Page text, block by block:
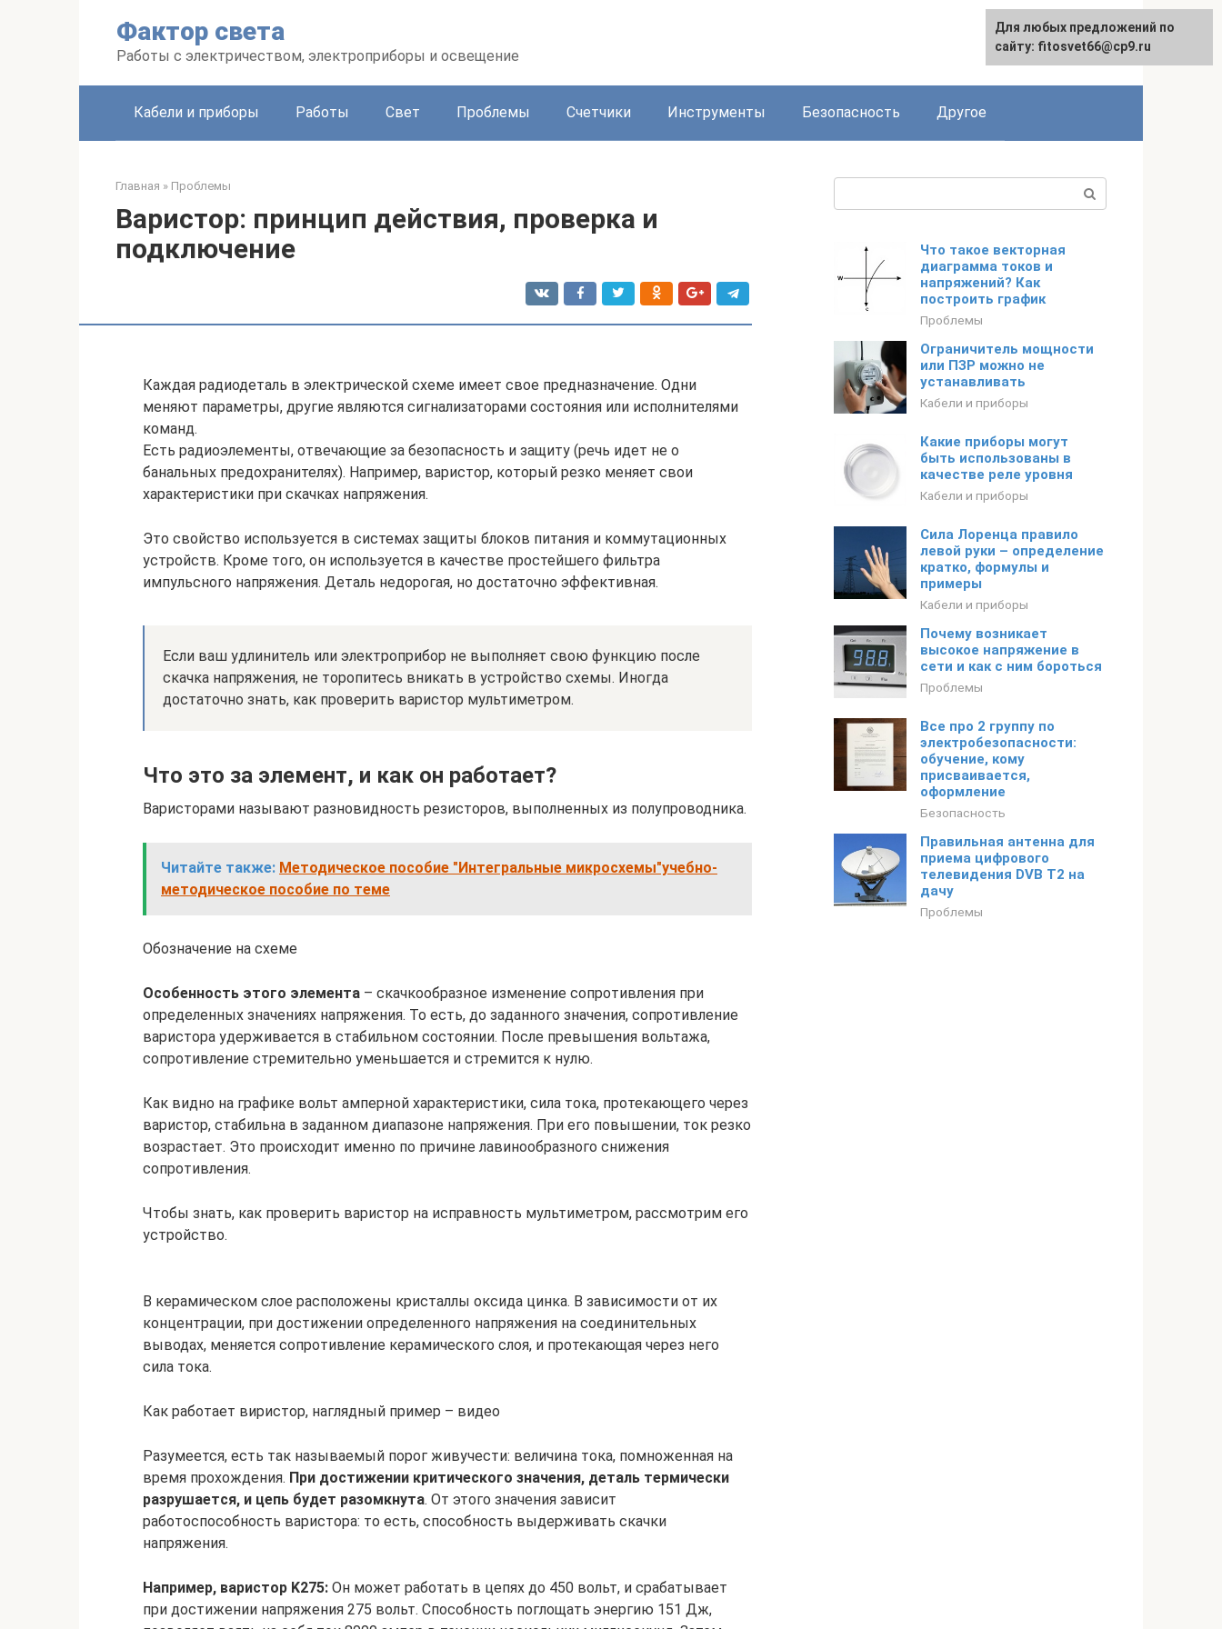
Фактор света
Работы с электричеством, электроприборы и освещение
English
Кабели и приборы Работы Свет Проблемы Счетчики Инструменты Безопасность Другое
Главная » Проблемы
Варистор: принцип действия, проверка и
подключение
Каждая радиодеталь в электрической схеме имеет свое предназначение. Одни
меняют параметры, другие являются сигнализаторами состояния или исполнителями
команд.
Есть радиоэлементы, отвечающие за безопасность и защиту (речь идет не о
банальных предохранителях). Например, варистор, который резко меняет свои
характеристики при скачках напряжения.
Это свойство используется в системах защиты блоков питания и коммутационных
устройств. Кроме того, он используется в качестве простейшего фильтра
импульсного напряжения. Деталь недорогая, но достаточно эффективная.
Если ваш удлинитель или электроприбор не выполняет свою функцию после
скачка напряжения, не торопитесь вникать в устройство схемы. Иногда
достаточно знать, как проверить варистор мультиметром.
Что это за элемент, и как он работает?
Варисторами называют разновидность резисторов, выполненных из полупроводника.
Читайте также: Методическое пособие "Интегральные микросхемы"учебно-
методическое пособие по теме
Обозначение на схеме
Особенность этого элемента – скачкообразное изменение сопротивления при
определенных значениях напряжения. То есть, до заданного значения, сопротивление
варистора удерживается в стабильном состоянии. После превышения вольтажа,
сопротивление стремительно уменьшается и стремится к нулю.
Как видно на графике вольт амперной характеристики, сила тока, протекающего через
варистор, стабильна в заданном диапазоне напряжения. При его повышении, ток резко
возрастает. Это происходит именно по причине лавинообразного снижения
сопротивления.
Чтобы знать, как проверить варистор на исправность мультиметром, рассмотрим его
устройство.
В керамическом слое расположены кристаллы оксида цинка. В зависимости от их
концентрации, при достижении определенного напряжения на соединительных
выводах, меняется сопротивление керамического слоя, и протекающая через него
сила тока.
Как работает виристор, наглядный пример – видео
Разумеется, есть так называемый порог живучести: величина тока, помноженная на
время прохождения. При достижении критического значения, деталь термически
разрушается, и цепь будет разомкнута. От этого значения зависит
работоспособность варистора: то есть, способность выдерживать скачки
напряжения.
Например, варистор K275: Он может работать в цепях до 450 вольт, и срабатывает
при достижении напряжения 275 вольт. Способность поглощать энергию 151 Дж,
Что такое векторная
диаграмма токов и
напряжений? Как
построить график
Проблемы
Ограничитель мощности
или ПЗР можно не
устанавливать
Кабели и приборы
Какие приборы могут
быть использованы в
качестве реле уровня
Кабели и приборы
Сила Лоренца правило
левой руки – определение
кратко, формулы и
примеры
Кабели и приборы
Почему возникает
высокое напряжение в
сети и как с ним бороться
Проблемы
Все про 2 группу по
электробезопасности:
обучение, кому
присваивается,
оформление
Безопасность
Правильная антенна для
приема цифрового
телевидения DVB T2 на
дачу
Проблемы
Для любых предложений по
сайту: fitosvet66@cp9.ru